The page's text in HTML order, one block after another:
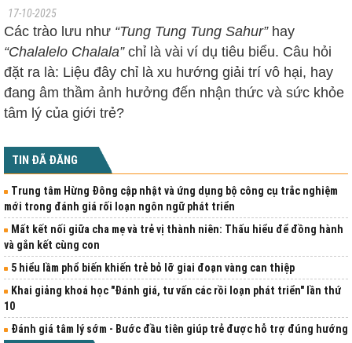
17-10-2025
Các trào lưu như “Tung Tung Tung Sahur”hay
“Chalalelo Chalala”chỉ là vài ví dụ tiêu biểu. Câu hỏi
đặt ra là: Liệu đây chỉ là xu hướng giải trí vô hại, hay
đang âm thầm ảnh hưởng đến nhận thức và sức khỏe
tâm lý của giới trẻ?
TIN ĐÃ ĐĂNG
Trung tâm Hừng Đông cập nhật và ứng dụng bộ công cụ trắc nghiệm
mới trong đánh giá rối loạn ngôn ngữ phát triển
Mất kết nối giữa cha mẹ và trẻ vị thành niên: Thấu hiểu để đồng hành
và gắn kết cùng con
5 hiểu lầm phổ biến khiến trẻ bỏ lỡ giai đoạn vàng can thiệp
Khai giảng khoá học "Đánh giá, tư vấn các rồi loạn phát triển" lần thứ
10
Đánh giá tâm lý sớm - Bước đầu tiên giúp trẻ được hỗ trợ đúng hướng